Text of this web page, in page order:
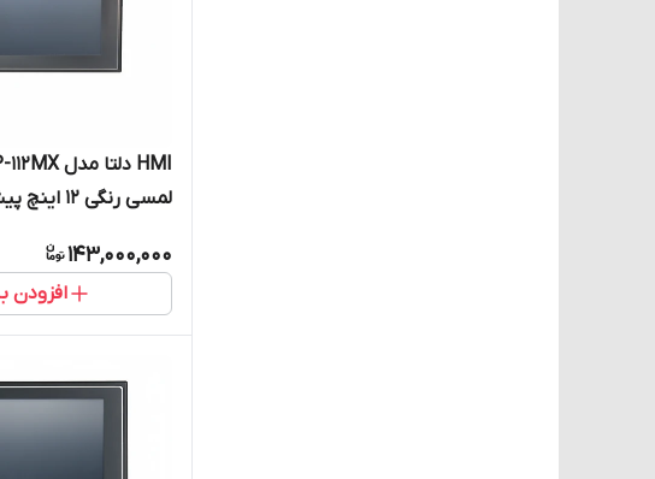
لمسی رنگی ۱۲ اینچ پیشرفته
143,000,000
افزودن